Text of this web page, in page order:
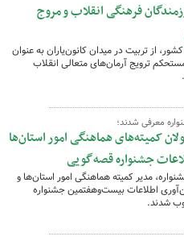
فرهنگی انقلاب و مروج
کشور، از تربیت در میدان کانون‌یاران به عنوان
ترویج آرمان‌های متعالی انقلاب
معرفی شدند؛
کمیته‌های هماهنگی امور استان‌ها
جشنواره قصه‌گویی
مدیر کمیته هماهنگی امور استان‌ها و
اطلاعات بیست‌وهفتمین جشنواره
شدند.